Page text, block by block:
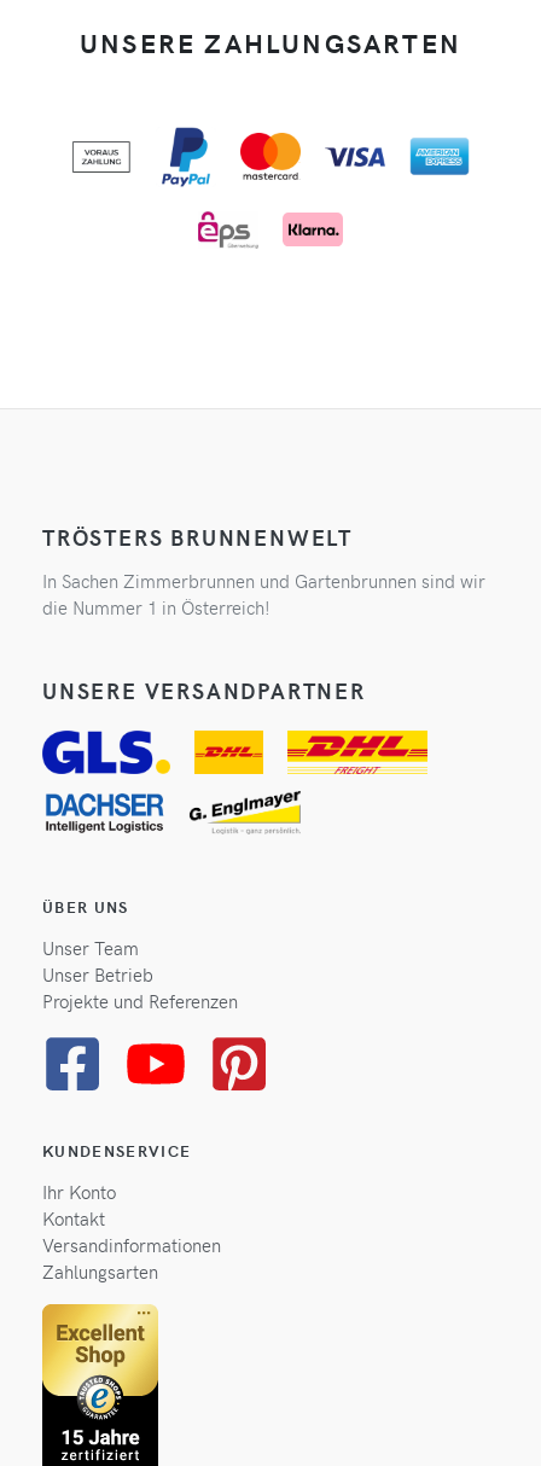
UNSERE ZAHLUNGSARTEN
TRÖSTERS BRUNNENWELT
In Sachen Zimmerbrunnen und Gartenbrunnen sind wir
die Nummer 1 in Österreich!
UNSERE VERSANDPARTNER
ÜBER UNS
Unser Team
Unser Betrieb
Projekte und Referenzen
KUNDENSERVICE
Ihr Konto
Kontakt
Versandinformationen
Zahlungsarten